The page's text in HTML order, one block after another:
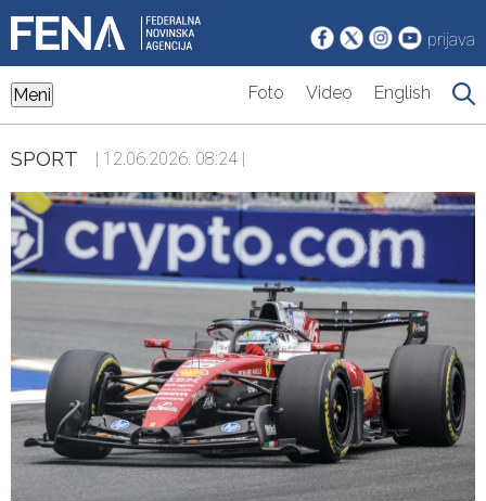
prijava
Meni Foto Video English
SPORT | 12.06.2026. 08:24 |